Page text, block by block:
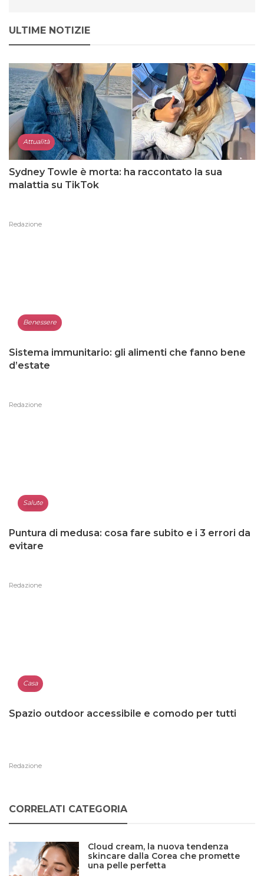
ULTIME NOTIZIE
Attualità
Sydney Towle è morta: ha raccontato la sua
malattia su TikTok
Redazione
Benessere
Sistema immunitario: gli alimenti che fanno bene
d’estate
Redazione
Salute
Puntura di medusa: cosa fare subito e i 3 errori da
evitare
Redazione
Casa
Spazio outdoor accessibile e comodo per tutti
Redazione
CORRELATI CATEGORIA
Cloud cream, la nuova tendenza
skincare dalla Corea che promette
una pelle perfetta